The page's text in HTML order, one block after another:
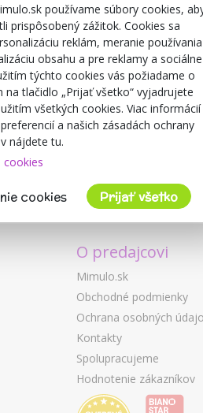
A
O predajcovi
Mimulo.sk
Obchodné podmienky
Ochrana osobných
Kontakty
Spolupracujeme
Hodnotenie zákazníkov
používame súbory cookies,
prispôsobený zážitok. Cookies sa
reklám, meranie používania
obsahu a pre reklamy a sociálne
týchto cookies vás požiadame o
na tlačidlo „Prijať všetko“ vyjadrujete
všetkých cookies. Viac informácií
a našich zásadách ochrany
nájdete tu.
cookies
cookies Prijať všetko